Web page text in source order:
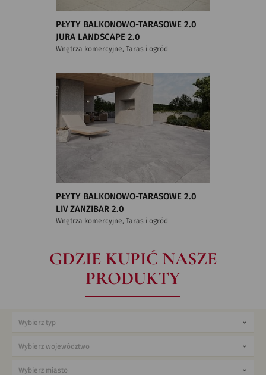
PŁYTY BALKONOWO-TARASOWE 2.0
JURA LANDSCAPE 2.0
Wnętrza komercyjne, Taras i ogród
PŁYTY BALKONOWO-TARASOWE 2.0
LIV ZANZIBAR 2.0
Wnętrza komercyjne, Taras i ogród
GDZIE KUPIĆ NASZE
PRODUKTY